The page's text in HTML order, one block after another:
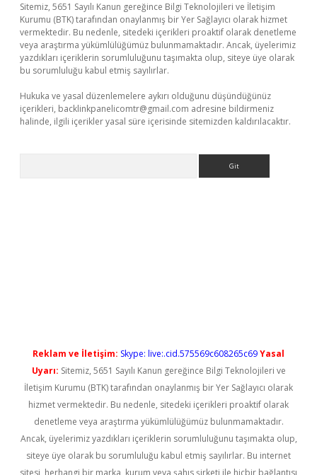
Sitemiz, 5651 Sayılı Kanun gereğince Bilgi Teknolojileri ve İletişim
Kurumu (BTK) tarafından onaylanmış bir Yer Sağlayıcı olarak hizmet
vermektedir. Bu nedenle, sitedeki içerikleri proaktif olarak denetleme
veya araştırma yükümlülüğümüz bulunmamaktadır. Ancak, üyelerimiz
yazdıkları içeriklerin sorumluluğunu taşımakta olup, siteye üye olarak
bu sorumluluğu kabul etmiş sayılırlar.
Hukuka ve yasal düzenlemelere aykırı olduğunu düşündüğünüz
içerikleri, backlinkpanelicomtr@gmail.com adresine bildirmeniz
halinde, ilgili içerikler yasal süre içerisinde sitemizden kaldırılacaktır.
Reklam ve İletişim: Skype: live:.cid.575569c608265c69Yasal
Uyarı: Sitemiz, 5651 Sayılı Kanun gereğince Bilgi Teknolojileri ve
İletişim Kurumu (BTK) tarafından onaylanmış bir Yer Sağlayıcı olarak
hizmet vermektedir. Bu nedenle, sitedeki içerikleri proaktif olarak
denetleme veya araştırma yükümlülüğümüz bulunmamaktadır.
Ancak, üyelerimiz yazdıkları içeriklerin sorumluluğunu taşımakta olup,
siteye üye olarak bu sorumluluğu kabul etmiş sayılırlar. Bu internet
sitesi, herhangi bir marka, kurum veya şahıs şirketi ile hiçbir bağlantısı